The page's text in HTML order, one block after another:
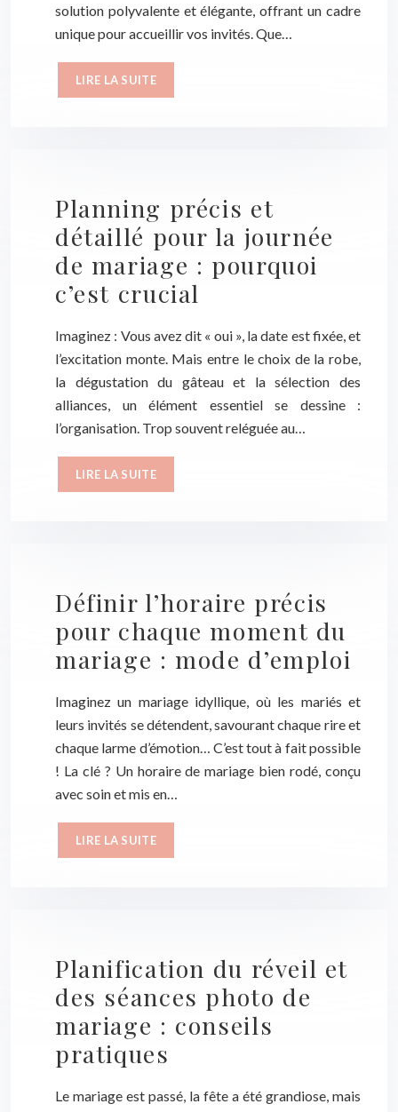
solution polyvalente et élégante, offrant un cadre
unique pour accueillir vos invités. Que…
LIRE LA SUITE
Planning précis et
détaillé pour la journée
de mariage : pourquoi
c’est crucial
Imaginez : Vous avez dit « oui », la date est fixée, et
l’excitation monte. Mais entre le choix de la robe,
la dégustation du gâteau et la sélection des
alliances, un élément essentiel se dessine :
l’organisation. Trop souvent reléguée au…
LIRE LA SUITE
Définir l’horaire précis
pour chaque moment du
mariage : mode d’emploi
Imaginez un mariage idyllique, où les mariés et
leurs invités se détendent, savourant chaque rire et
chaque larme d’émotion… C’est tout à fait possible
! La clé ? Un horaire de mariage bien rodé, conçu
avec soin et mis en…
LIRE LA SUITE
Planification du réveil et
des séances photo de
mariage : conseils
pratiques
Le mariage est passé, la fête a été grandiose, mais